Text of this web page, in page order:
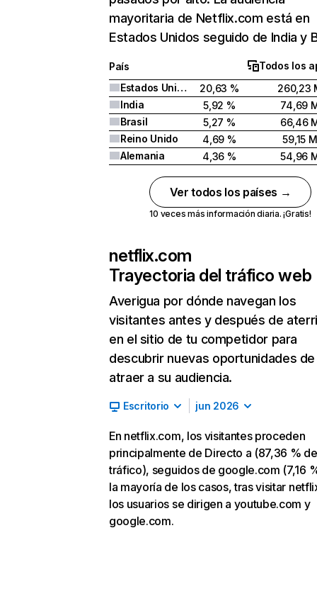
mayoritaria de Netflix.com está en
Estados Unidos seguido de India y
País
Todos los
Estados Unidos
20,63 %
260,23
India
5,92 %
74,69
Brasil
5,27 %
66,46
Reino Unido
4,69 %
59,15 M
Alemania
4,36 % 54,96
Ver todos los países →
10 veces más información diaria. ¡Gratis!
netflix.com
Trayectoria del tráfico web
Averigua por dónde navegan los
visitantes antes y después de
en el sitio de tu competidor para
descubrir nuevas oportunidades de
atraer a su audiencia.
Escritorio jun 2026
En netflix.com, los visitantes proceden
principalmente de Directo a (87,36 % de
tráfico), seguidos de google.com (7,16
la mayoría de los casos, tras visitar
los usuarios se dirigen a youtube.com y
google.com.